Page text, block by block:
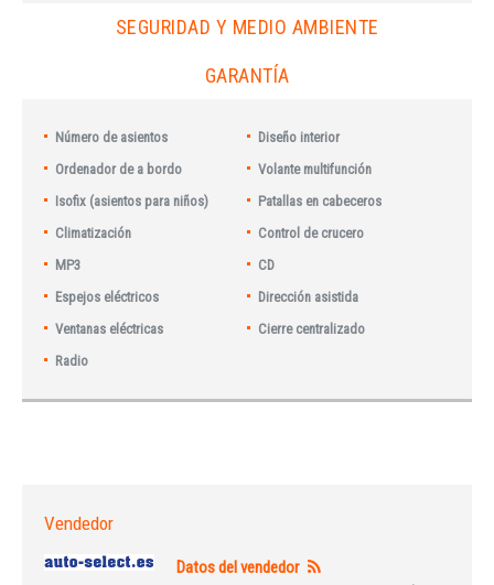
SEGURIDAD Y MEDIO AMBIENTE
GARANTÍA
Número de asientos
Diseño interior
Ordenador de a bordo
Volante multifunción
Isofix (asientos para niños)
Patallas en cabeceros
Climatización
Control de crucero
MP3
CD
Espejos eléctricos
Dirección asistida
Ventanas eléctricas
Cierre centralizado
Radio
Vendedor
Datos del vendedor